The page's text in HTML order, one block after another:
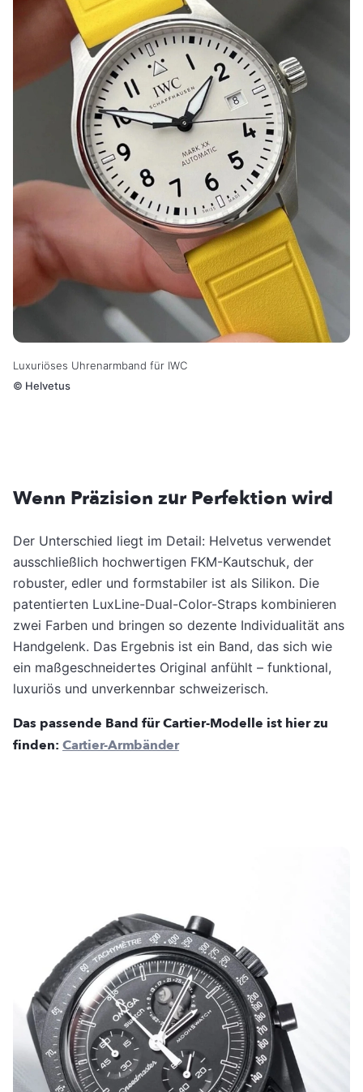
Luxuriöses Uhrenarmband für IWC
© Helvetus
Wenn Präzision zur Perfektion wird
Der Unterschied liegt im Detail: Helvetus verwendet
ausschließlich hochwertigen FKM-Kautschuk, der
robuster, edler und formstabiler ist als Silikon. Die
patentierten LuxLine-Dual-Color-Straps kombinieren
zwei Farben und bringen so dezente Individualität ans
Handgelenk. Das Ergebnis ist ein Band, das sich wie
ein maßgeschneidertes Original anfühlt – funktional,
luxuriös und unverkennbar schweizerisch.
Das passende Band für Cartier-Modelle ist hier zu
finden: Cartier-Armbänder